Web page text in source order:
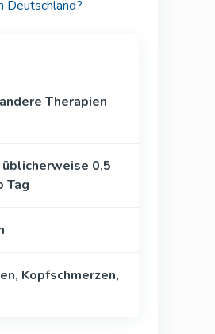
Deutschland?
Therapien
0,5
Tag
Kopfschmerzen,